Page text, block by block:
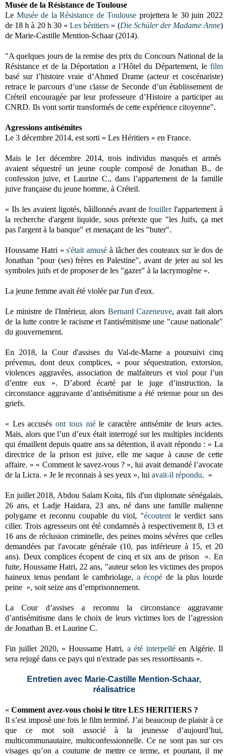
Musée de la Résistance de Toulouse
Le Musée de la Résistance de Toulouse projettera le 30 juin 2022
de 18 h à 20 h 30«Les héritiers » (Die Schüler der Madame Anne)
de Marie-Castille Mention-Schaar (2014).
"A quelques jours de la remise des prix du Concours National de la
Résistance et de la Déportation a l’Hôtel du Département, le film
basé sur l’histoire vraie d’Ahmed Drame (acteur et coscénariste)
retrace le parcours d’une classe de Seconde d’un établissement de
Créteil encouragée par leur professeure d’Histoire a participer au
CNRD. Ils vont sortir transformés de cette expérience citoyenne".
Agressions antisémites
Le 3 décembre 2014, est sorti « Les Héritiers » en France.
Mais le 1er décembre 2014, trois individus masqués et armés
avaient séquestré un jeune couple composé de Jonathan B., de
confession juive, et Laurine C., dans l’appartement de la famille
juive française du jeune homme, à Créteil.
« Ils les avaient ligotés, bâillonnés avant defouillerl'appartement à
la recherche d'argent liquide, sous prétexte que "les Juifs, ça met
pas l'argent à la banque" et menaçant de les "buter".
Houssame Hatri «s'était amusé à lâcher des couteaux sur le dos de
Jonathan "pour (ses) frères en Palestine", avant de jeter au sol les
symboles juifs et de proposer de les "gazer" à la lacrymogène ».
La jeune femme avait été violée par l'un d'eux.
Le ministre de l'Intérieur, alors Bernard Cazeneuve, avait fait alors
de la lutte contre le racisme et l'antisémitisme une "cause nationale"
du gouvernement.
En 2018, la Cour d'assises du Val-de-Marne a poursuivi cinq
prévenus, dont deux complices, « pour séquestration, extorsion,
violences aggravées, association de malfaiteurs et viol pour l’un
d’entre eux ». D’abord écarté par le juge d’instruction, la
circonstance aggravante d’antisémitisme a été retenue pour un des
griefs.
« Les accusésont tous niéle caractère antisémite de leurs actes.
Mais, alors que l’un d’eux était interrogé sur les multiples incidents
qui émaillent depuis quatre ans sa détention, il avait répondu : « La
directrice de la prison est juive, elle me saque à cause de cette
affaire. » « Comment le savez-vous ? », lui avait demandé l’avocate
de la Licra. « Je le reconnais à ses yeux », lui avait-il répondu. »
En juillet 2018, Abdou Salam Koita, fils d'un diplomate sénégalais,
26 ans, et Ladje Haidara, 23 ans, né dans une famille malienne
polygame et reconnu coupable du viol, "écoutentle verdict sans
ciller. Trois agresseurs ont été condamnés à respectivement 8, 13 et
16 ans de réclusion criminelle, des peines moins sévères que celles
demandées par l'avocate générale (10, pas inférieure à 15, et 20
ans). Deux complices écopent de cinq et six ans de prison ». En
fuite, Houssame Hatri, 22 ans, "auteur selon les victimes des propos
haineux tenus pendant le cambriolage, a écopé de la plus lourde
peine », soit seize ans d’emprisonnement.
La Cour d’assises a reconnu la circonstance aggravante
d’antisémitisme dans le choix de leurs victimes lors de l’agression
de Jonathan B. et Laurine C.
Fin juillet 2020, « Houssame Hatri, a été interpellé en Algérie. Il
sera rejugé dans ce pays qui n'extrade pas ses ressortissants ».
Entretien avec Marie‐Castille Mention‐Schaar,
réalisatrice
« Comment avez‐vous choisi le titre LES HERITIERS ?
Il s’est imposé une fois le film terminé. J’ai beaucoup de plaisir à ce
que ce mot soit associé à la jeunesse d’aujourd’hui,
multicommunautaire, multiconfessionnelle. Ce ne sont pas sur ces
visages qu’on a coutume de mettre ce terme, et pourtant, il me